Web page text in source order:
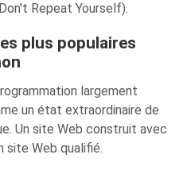
Repeat Yourself).
plus populaires
largement
un état extraordinaire de
Un site Web construit avec
site Web qualifié.